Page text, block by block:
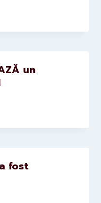
un
fost